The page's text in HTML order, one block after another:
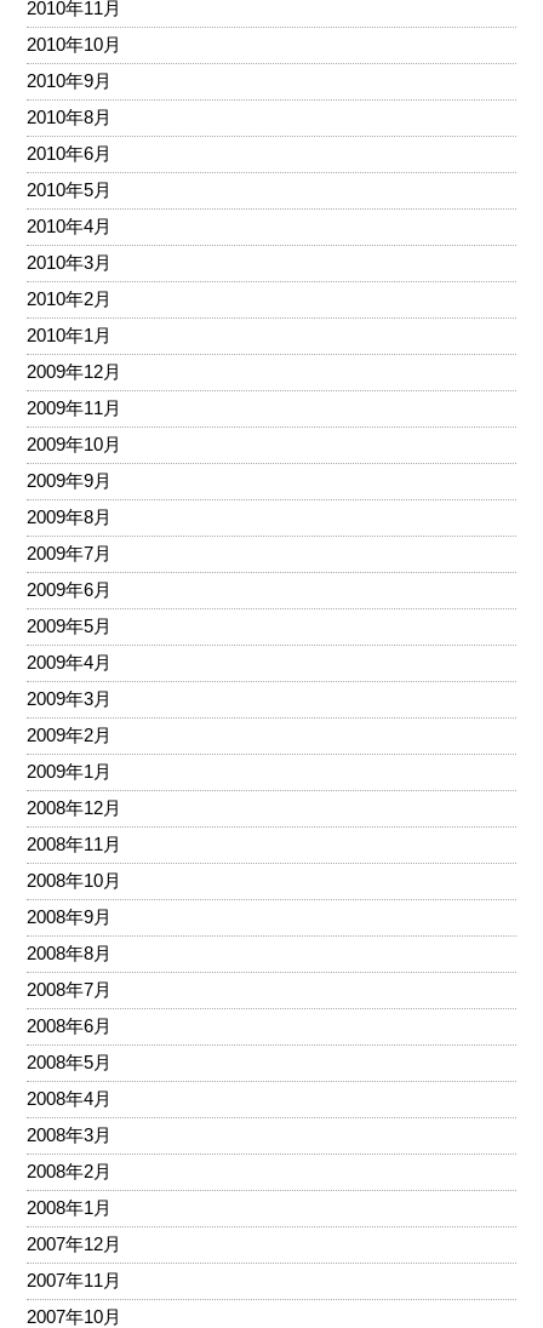
2010年11月
2010年10月
2010年9月
2010年8月
2010年6月
2010年5月
2010年4月
2010年3月
2010年2月
2010年1月
2009年12月
2009年11月
2009年10月
2009年9月
2009年8月
2009年7月
2009年6月
2009年5月
2009年4月
2009年3月
2009年2月
2009年1月
2008年12月
2008年11月
2008年10月
2008年9月
2008年8月
2008年7月
2008年6月
2008年5月
2008年4月
2008年3月
2008年2月
2008年1月
2007年12月
2007年11月
2007年10月